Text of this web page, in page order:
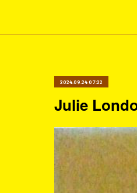
2024.09.24 07:22
Julie